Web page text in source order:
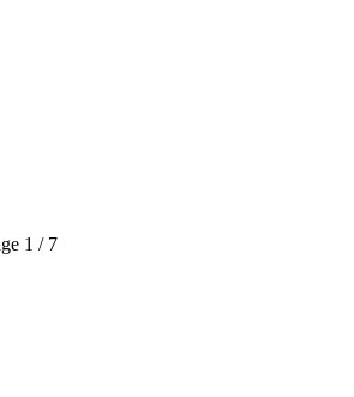
1 / 7